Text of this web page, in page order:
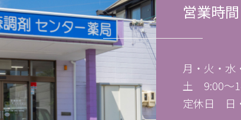
営業時間
月・火・
土 9:00～
定休日 日